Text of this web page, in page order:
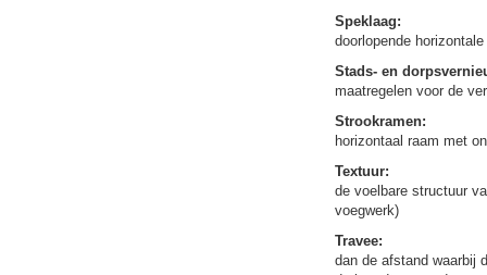
Speklaag:
doorlopende
Stads- en
maatregelen voor de
Strookramen:
horizontaal raam met
Textuur:
de voelbare structuur
voegwerk)
Travee:
dan de afstand waarbij